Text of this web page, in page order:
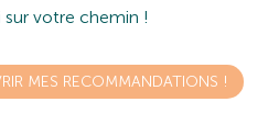
sur votre chemin !
MES RECOMMANDATIONS !